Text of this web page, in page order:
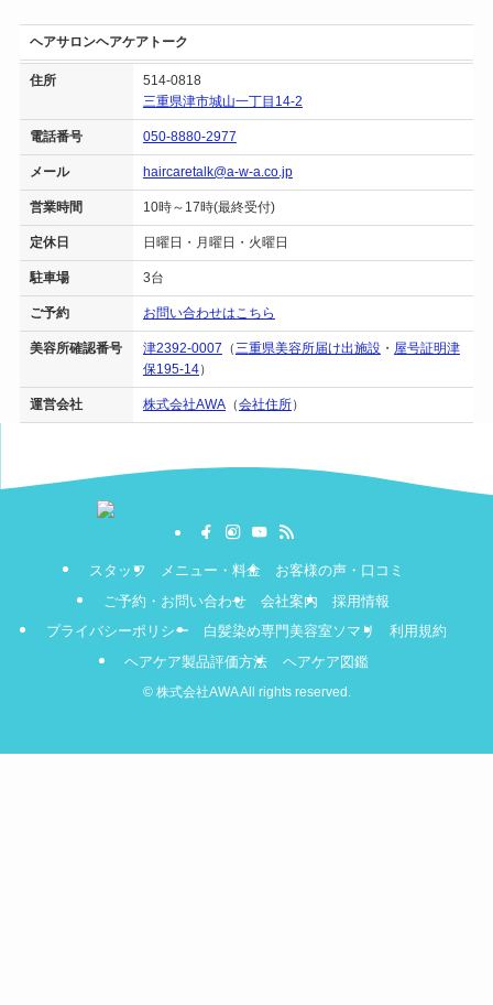
ヘアサロンヘアケアトーク
住所
514-0818
三重県津市城山一丁目14-2
電話番号 050-8880-2977
メール haircaretalk@a-w-a.co.jp
営業時間 10時～17時(最終受付)
定休日 日曜日・月曜日・火曜日
駐車場 3台
ご予約 お問い合わせはこちら
美容所確認番号 津2392-0007 （ 三重県美容所届け出施設・ 屋号証明津
保195-14）
運営会社 株式会社AWA（会社住所）
スタッフ メニュー・料金
お客様の声・口コミ
ご予約・お問い合わせ
会社案内
採用情報
プライバシーポリシー
白髪染め専門美容室ソマリ
利用規約
ヘアケア製品評価方法
ヘアケア図鑑
©株式会社AWA All rights reserved.